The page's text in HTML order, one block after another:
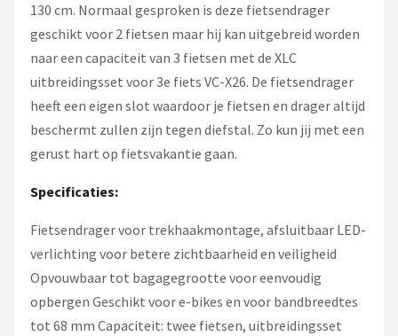
130 cm. Normaal gesproken is deze fietsendrager
geschikt voor 2 fietsen maar hij kan uitgebreid worden
naar een capaciteit van 3 fietsen met de XLC
uitbreidingsset voor 3e fiets VC-X26. De fietsendrager
heeft een eigen slot waardoor je fietsen en drager altijd
beschermt zullen zijn tegen diefstal. Zo kun jij met een
gerust hart op fietsvakantie gaan.
Specificaties:
Fietsendrager voor trekhaakmontage, afsluitbaar LED-
verlichting voor betere zichtbaarheid en veiligheid
Opvouwbaar tot bagagegrootte voor eenvoudig
opbergen Geschikt voor e-bikes en voor bandbreedtes
tot 68 mm Capaciteit: twee fietsen, uitbreidingsset